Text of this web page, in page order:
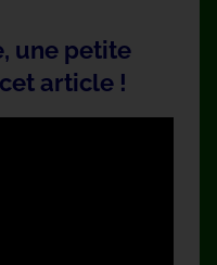
une petite
article !